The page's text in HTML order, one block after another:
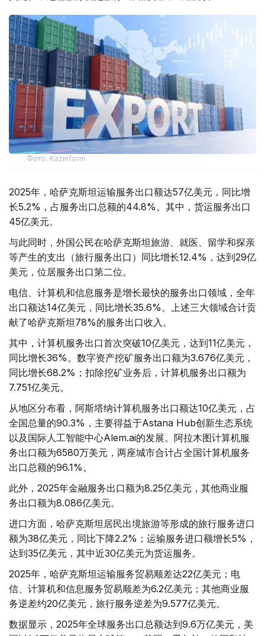
Фото: Kazinform
2025年，哈萨克斯坦运输服务出口额达57亿美元，同比增
长5.2%，占服务出口总额的44.8%。其中，货运服务出口
45亿美元。
与此同时，外国公民在哈萨克斯坦旅游、就医、留学和探亲
等产生的支出（旅行服务出口）同比增长12.4%，达到29亿
美元，位居服务出口第二位。
电信、计算机和信息服务是增长最快的服务出口领域，全年
出口额达14亿美元，同比增长35.6%。上述三大领域合计贡
献了哈萨克斯坦78%的服务出口收入。
其中，计算机服务出口首次突破10亿美元，达到11亿美元，
同比增长36%。数字资产挖矿服务出口额为3.676亿美元，
同比增长68.2%；扣除挖矿业务后，计算机服务出口额为
7.751亿美元。
从地区分布看，阿斯塔纳计算机服务出口额达10亿美元，占
全国总量的90.3%，主要得益于Astana Hub创新生态系统
以及国际人工智能中心Alem.ai的发展。阿拉木图计算机服
务出口额为6580万美元，两座城市合计占全国计算机服务
出口总额的96.1%。
此外，2025年金融服务出口额为8.25亿美元，其他商业服
务出口额为8.086亿美元。
进口方面，哈萨克斯坦居民出境旅游等形成的旅行服务进口
额为38亿美元，同比下降2.2%；运输服务进口额增长5%，
达到35亿美元，其中近30亿美元为货运服务。
2025年，哈萨克斯坦运输服务贸易顺差达22亿美元；电
信、计算机和信息服务贸易顺差为6.2亿美元；其他商业服
务逆差约20亿美元，旅行服务逆差为9.577亿美元。
数据显示，2025年全球服务出口总额达到9.6万亿美元，美